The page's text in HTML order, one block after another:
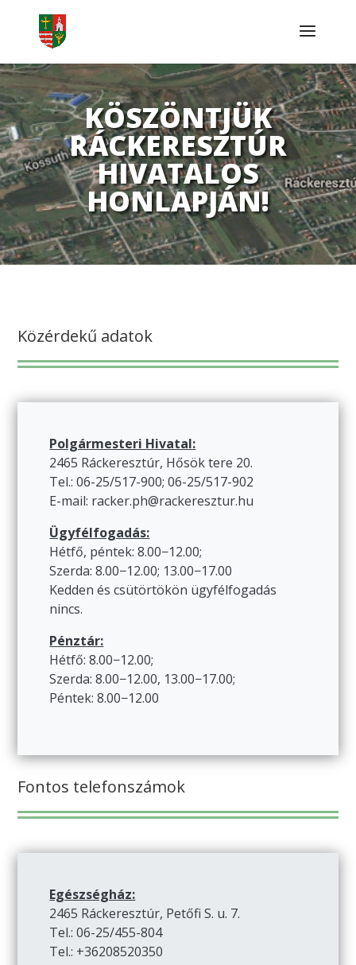
KÖSZÖNTJÜK
RÁCKERESZTÚR
HIVATALOS
HONLAPJÁN!
Közérdekű adatok
Polgármesteri Hivatal:
2465 Ráckeresztúr, Hősök tere 20.
Tel.: 06-25/517-900; 06-25/517-902
E-mail: racker.ph@rackeresztur.hu
Ügyfélfogadás:
Hétfő, péntek: 8.00−12.00;
Szerda: 8.00−12.00; 13.00−17.00
Kedden és csütörtökön ügyfélfogadás
nincs.
Pénztár:
Hétfő: 8.00−12.00;
Szerda: 8.00−12.00, 13.00−17.00;
Péntek: 8.00−12.00
Fontos telefonszámok
Egészségház:
2465 Ráckeresztúr, Petőfi S. u. 7.
Tel.: 06-25/455-804
Tel.: +36208520350